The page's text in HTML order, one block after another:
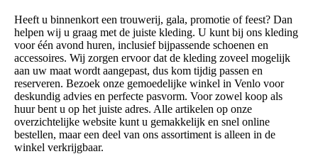
Heeft u binnenkort een trouwerij, gala, promotie of feest? Dan
helpen wij u graag met de juiste kleding. U kunt bij ons kleding
voor één avond huren, inclusief bijpassende schoenen en
accessoires. Wij zorgen ervoor dat de kleding zoveel mogelijk
aan uw maat wordt aangepast, dus kom tijdig passen en
reserveren. Bezoek onze gemoedelijke winkel in Venlo voor
deskundig advies en perfecte pasvorm. Voor zowel koop als
huur bent u op het juiste adres. Alle artikelen op onze
overzichtelijke website kunt u gemakkelijk en snel online
bestellen, maar een deel van ons assortiment is alleen in de
winkel verkrijgbaar.